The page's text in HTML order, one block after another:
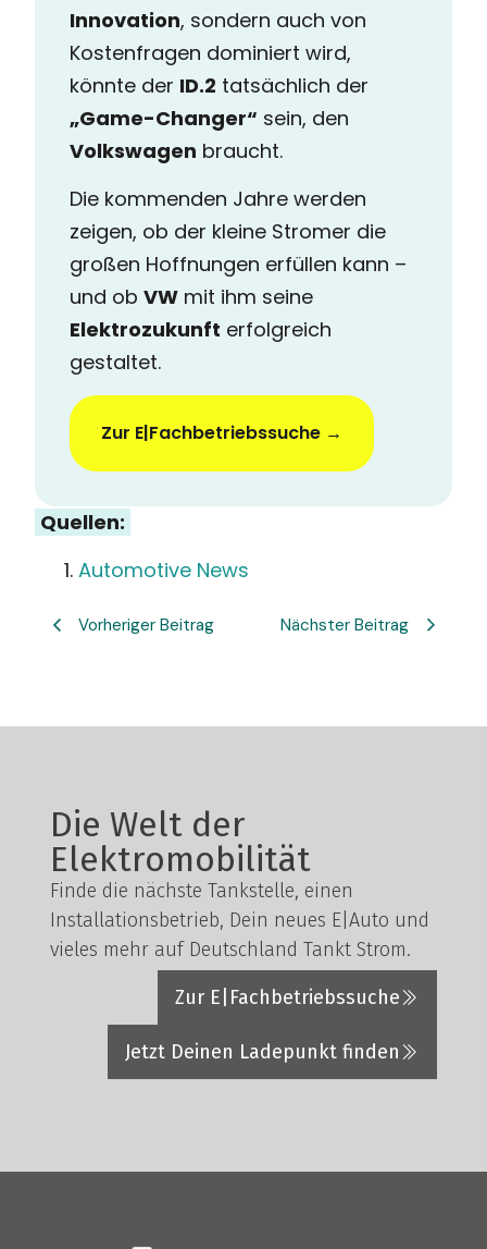
Innovation, sondern auch von
Kostenfragen dominiert wird,
könnte der ID.2 tatsächlich der
„Game-Changer“ sein, den
Volkswagen braucht.
Die kommenden Jahre werden
zeigen, ob der kleine Stromer die
großen Hoffnungen erfüllen kann –
und ob VW mit ihm seine
Elektrozukunft erfolgreich
gestaltet.
Zur E|Fachbetriebssuche →
Quellen:
Automotive News
Vorheriger Beitrag Nächster Beitrag
Die Welt der
Elektromobilität
Finde die nächste Tankstelle, einen
Installationsbetrieb, Dein neues E|Auto und
vieles mehr auf Deutschland Tankt Strom.
Zur E|Fachbetriebssuche
Jetzt Deinen Ladepunkt finden